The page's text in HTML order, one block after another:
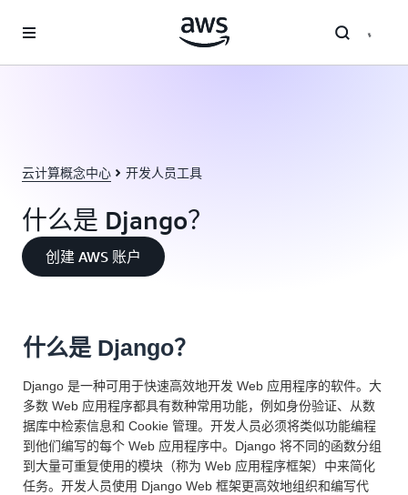
云计算概念中心 开发人员工具
什么是 Django？
创建 AWS 账户
什么是 Django？
Django 是一种可用于快速高效地开发 Web 应用程序的软件。大
多数 Web 应用程序都具有数种常用功能，例如身份验证、从数
据库中检索信息和 Cookie 管理。开发人员必须将类似功能编程
到他们编写的每个 Web 应用程序中。Django 将不同的函数分组
到大量可重复使用的模块（称为 Web 应用程序框架）中来简化
任务。开发人员使用 Django Web 框架更高效地组织和编写代